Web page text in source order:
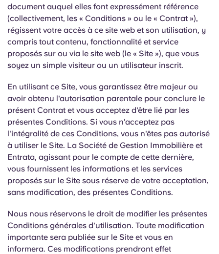
Chinese
Español
Deutsch
Italian
French
Portuguese
Choisissez une résidence
Se connecter
document auquel elles font expressément référence
(collectivement, les « Conditions » ou le « Contrat »),
régissent votre accès à ce site web et son utilisation, y
compris tout contenu, fonctionnalité et service
proposés sur ou via le site web (le « Site »), que vous
soyez un simple visiteur ou un utilisateur inscrit.
En utilisant ce Site, vous garantissez être majeur ou
avoir obtenu l'autorisation parentale pour conclure le
présent Contrat et vous acceptez d'être lié par les
présentes Conditions. Si vous n'acceptez pas
l'intégralité de ces Conditions, vous n'êtes pas autorisé
à utiliser le Site. La Société de Gestion Immobilière et
Entrata, agissant pour le compte de cette dernière,
vous fournissent les informations et les services
proposés sur le Site sous réserve de votre acceptation,
sans modification, des présentes Conditions.
Nous nous réservons le droit de modifier les présentes
Conditions générales d'utilisation. Toute modification
importante sera publiée sur le Site et vous en
informera. Ces modifications prendront effet